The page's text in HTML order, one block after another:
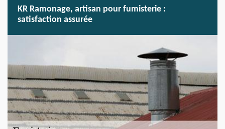
KR Ramonage, artisan pour fumisterie :
satisfaction assurée